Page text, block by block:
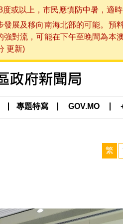
或以上，市民應慎防中暑，適
展及移向南海北部的可能。
對流，可能在下午至晚間為本
更新)
專題特寫 GOV.MO
繁